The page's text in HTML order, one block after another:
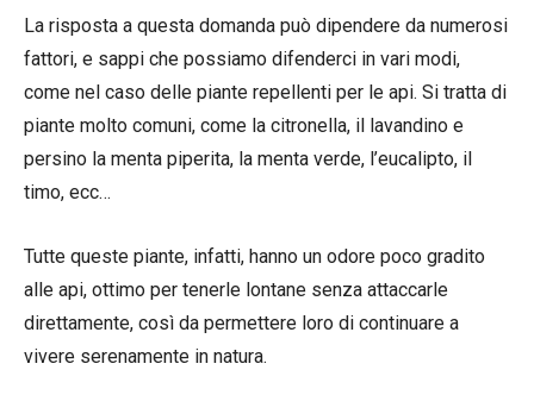
La risposta a questa domanda può dipendere da numerosi
fattori, e sappi che possiamo difenderci in vari modi,
come nel caso delle piante repellenti per le api. Si tratta di
piante molto comuni, come la citronella, il lavandino e
persino la menta piperita, la menta verde, l’eucalipto, il
timo, ecc…
Tutte queste piante, infatti, hanno un odore poco gradito
alle api, ottimo per tenerle lontane senza attaccarle
direttamente, così da permettere loro di continuare a
vivere serenamente in natura.